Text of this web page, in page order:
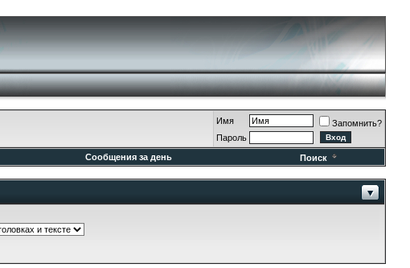
Имя
Запомнить?
Пароль
Сообщения за день Поиск